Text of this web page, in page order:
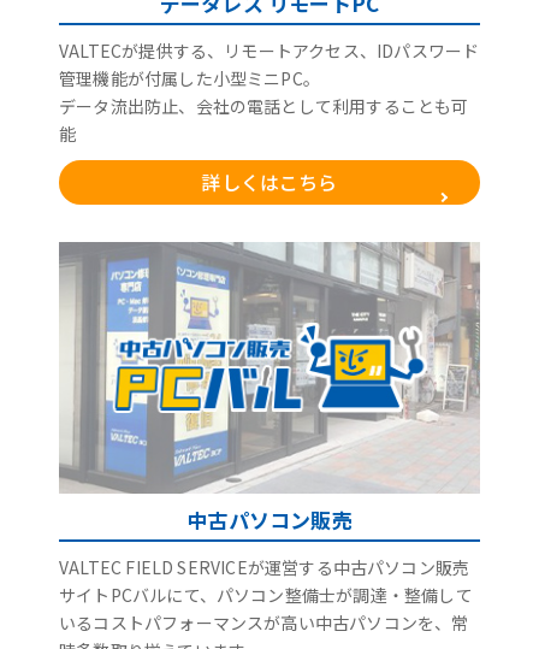
VALTECが提供する、リモートアクセス、IDパスワード
管理機能が付属した小型ミニPC。
データ流出防止、会社の電話として利用することも可
能
詳しくはこちら
中古パソコン販売
VALTEC FIELD SERVICEが運営する中古パソコン販売
サイトPCバルにて、パソコン整備士が調達・整備して
いるコストパフォーマンスが高い中古パソコンを、常